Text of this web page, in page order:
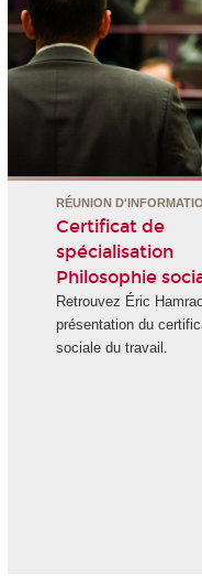
RÉUNION
Certificat de
spécialisation
Philosophie
Retrouvez Éric
présentation du
sociale du travail.